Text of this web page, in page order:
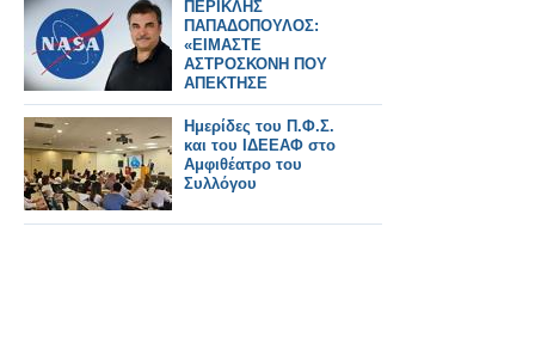
ΠΕΡΙΚΛΗΣ
ΠΑΠΑΔΟΠΟΥΛΟΣ:
«ΕΙΜΑΣΤΕ
ΑΣΤΡΟΣΚΟΝΗ ΠΟΥ
ΑΠΕΚΤΗΣΕ
ΣΥΝΕΙΔΗΣΗ» – Ο
ΗΓΕΤΗΣ ΤΗΣ NASA
ΠΙΣΩ ΑΠΟ ΤΟ Artemis
II
Ημερίδες του Π.Φ.Σ.
και του ΙΔΕΕΑΦ στο
Αμφιθέατρο του
Συλλόγου